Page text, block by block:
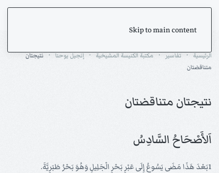
Skip to main content
الرئيسية تفاسير مكتبة الكنيسة المشيخية إنجيل يوحنا
نتيجتان
متناقضتان
نتيجتان متناقضتان
اَلأَصْحَاحُ السَّادِسُ
1بَعْدَ هَذَا مَضَى يَسُوعُ إِلَى عَبْرِ بَحْرِ الْجَلِيلِ وَهُوَ بَحْرُ طَبَرِيَّةَ.